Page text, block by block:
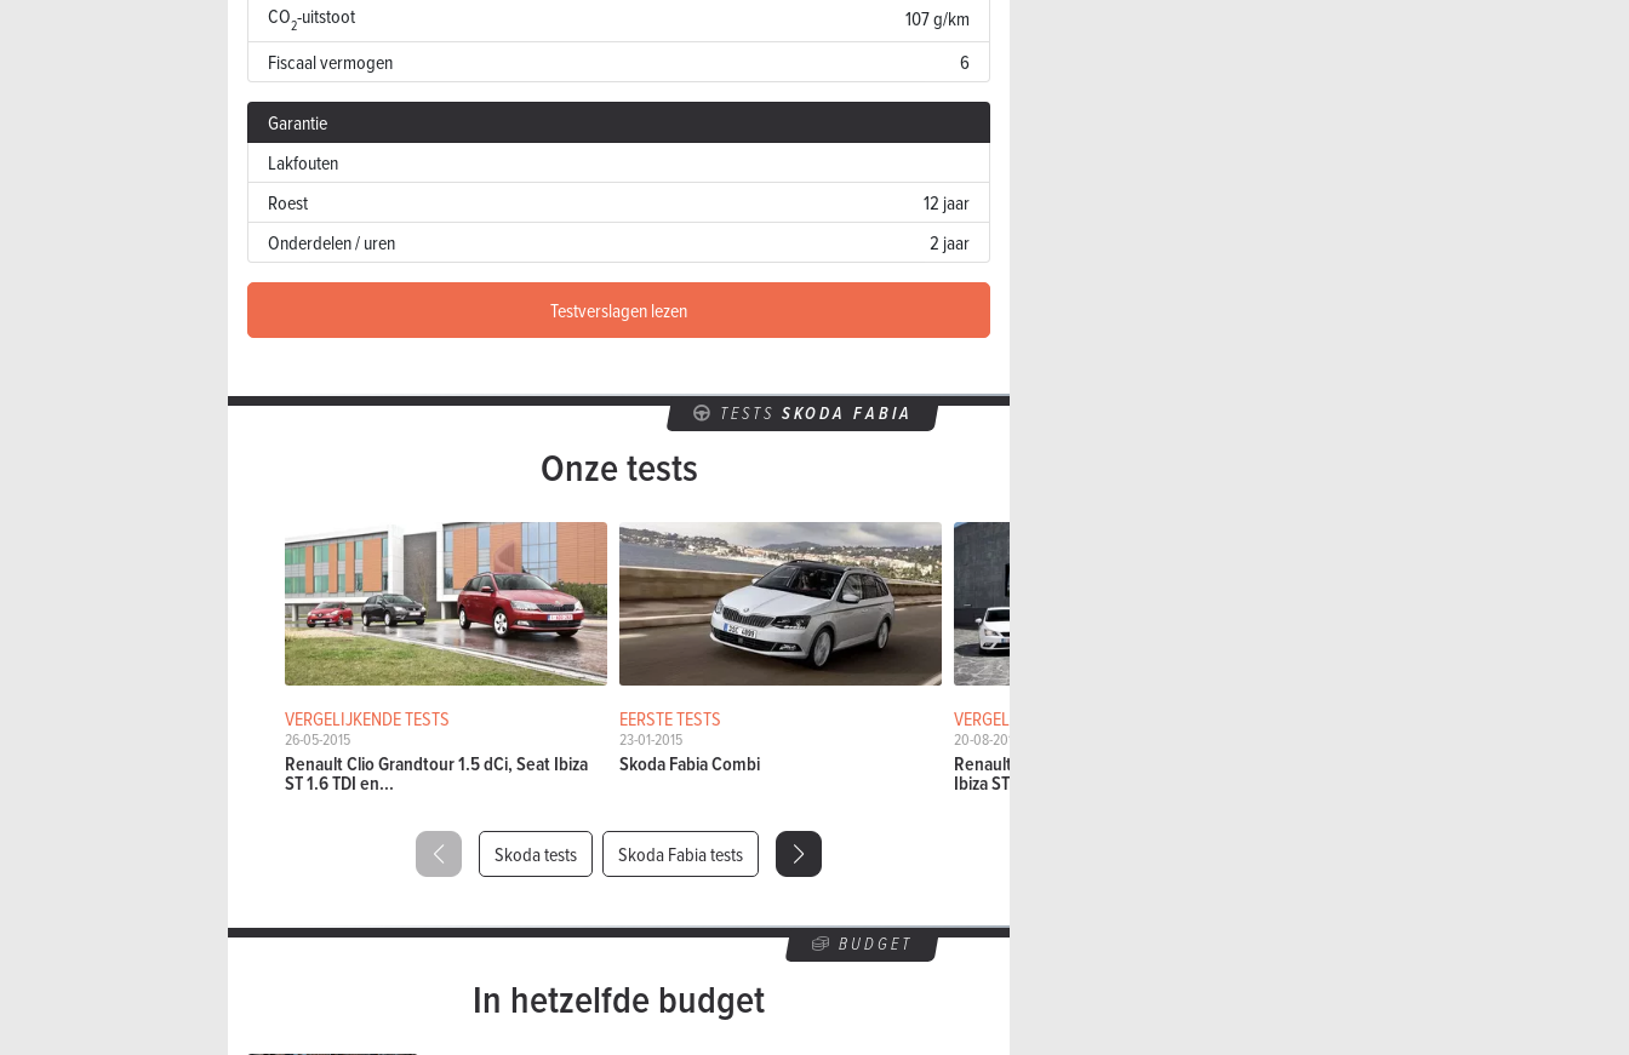
CO2-uitstoot
107 g/km
Fiscaal vermogen
6
Garantie
Lakfouten
Roest
12 jaar
Onderdelen / uren
2 jaar
Testverslagen lezen
TESTSSKODA FABIA
Onze tests
VERGELIJKENDE TESTS
26-05-2015
Renault Clio Grandtour 1.5 dCi, Seat Ibiza
ST 1.6 TDI en...
EERSTE TESTS
23-01-2015
Skoda Fabia Combi
VERGELIJKENDE TESTS
20-08-2013
Renault Clio Grandtour 1.5 dCi 90, Seat
Ibiza ST 1.6 TDI...
Skoda tests Skoda Fabia tests
BUDGET
In hetzelfde budget